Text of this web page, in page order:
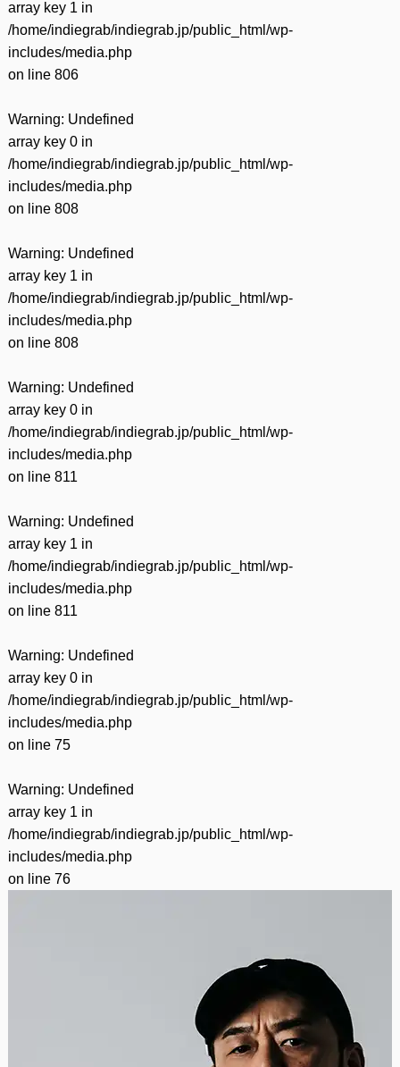
array key 1 in
/home/indiegrab/indiegrab.jp/public_html/wp-
includes/media.php
on line 806
Warning: Undefined
array key 0 in
/home/indiegrab/indiegrab.jp/public_html/wp-
includes/media.php
on line 808
Warning: Undefined
array key 1 in
/home/indiegrab/indiegrab.jp/public_html/wp-
includes/media.php
on line 808
Warning: Undefined
array key 0 in
/home/indiegrab/indiegrab.jp/public_html/wp-
includes/media.php
on line 811
Warning: Undefined
array key 1 in
/home/indiegrab/indiegrab.jp/public_html/wp-
includes/media.php
on line 811
Warning: Undefined
array key 0 in
/home/indiegrab/indiegrab.jp/public_html/wp-
includes/media.php
on line 75
Warning: Undefined
array key 1 in
/home/indiegrab/indiegrab.jp/public_html/wp-
includes/media.php
on line 76